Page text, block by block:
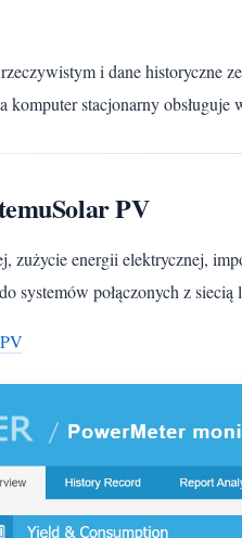
i dane historyczne
komputer stacjonarny
PV
zużycie energii elektrycznej,
systemów połączonych z